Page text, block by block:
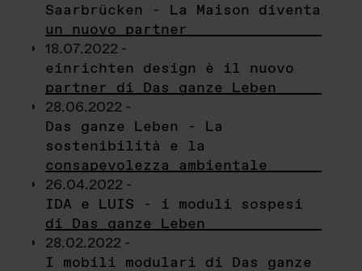
Saarbrücken - La Maison diventa
un nuovo partner
18.07.2022 -
einrichten design è il nuovo
partner di Das ganze Leben
28.06.2022 -
Das ganze Leben - La
sostenibilità e la
consapevolezza ambientale
26.04.2022 -
IDA e LUIS - i moduli sospesi
di Das ganze Leben
28.02.2022 -
I mobili modulari di Das ganze